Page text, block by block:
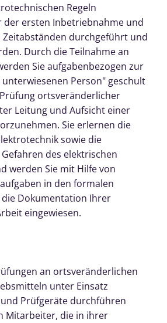
Regeln
der ersten Inbetriebnahme und
durchgeführt und
Durch die Teilnahme an
Sie aufgabenbezogen zur
Person" geschult
ortsveränderlicher
Leitung und Aufsicht einer
Sie erlernen die
sowie die
des elektrischen
werden Sie mit Hilfe von
in den formalen
Dokumentation Ihrer
eingewiesen.
an ortsveränderlichen
unter Einsatz
Prüfgeräte durchführen
Mitarbeiter, die in ihrer